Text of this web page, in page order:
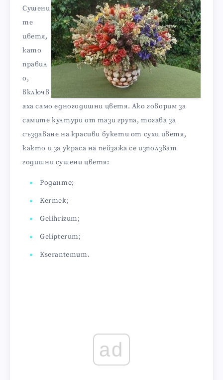
Сушени
те
цветя,
като
правил
о,
включв
аха само едногодишни цветя. Ако говорим за
самите култури от тази група, тогава за
създаване на красиви букети от сухи цветя,
както и за украса на пейзажа се използват
годишни сушени цветя:
Роданте;
Kermek;
Gelihrizum;
Gelipterum;
Kserantemum.
ad